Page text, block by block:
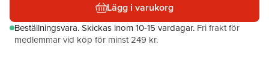
Lägg i varukorg
Beställningsvara.Skickas inom 10-15 vardagar. Fri frakt för
medlemmar vid köp för minst 249 kr.